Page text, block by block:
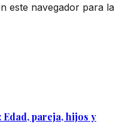
este navegador para la
pareja, hijos y